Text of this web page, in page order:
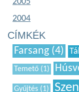
2005
2004
CÍMKÉK
Farsang (4)
Temető (1)
Gyűjtés (1)